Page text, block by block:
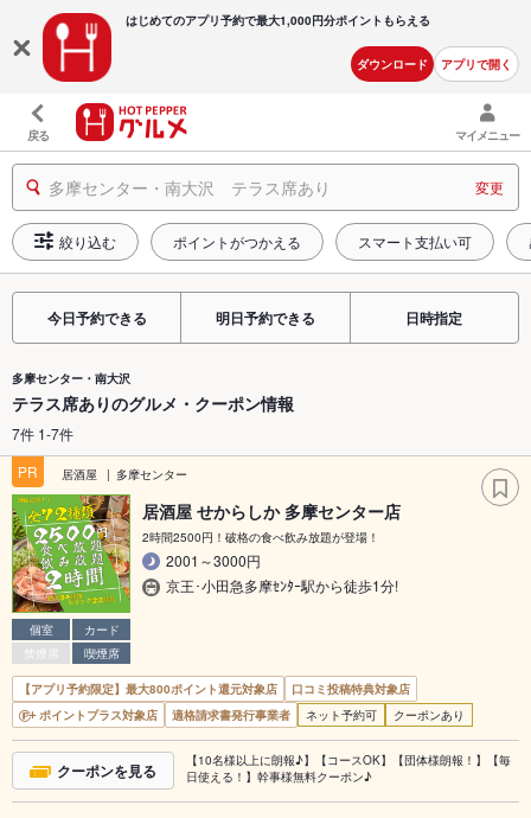
はじめてのアプリ予約で最大1,000円分ポイントもらえる
ダウンロード アプリで開く
戻る マイメニュー
多摩センター・南大沢 テラス席あり 変更
絞り込む ポイントがつかえる スマート支払い可
今日予約できる 明日予約できる 日時指定
多摩センター・南大沢
テラス席ありのグルメ・クーポン情報
7件 1-7件
PR
居酒屋 多摩センター
個室
カード
禁煙席
喫煙席
居酒屋 せからしか 多摩センター店
2時間2500円！破格の食べ飲み放題が登場！
2001～3000円
京王･小田急多摩ｾﾝﾀｰ駅から徒歩1分!
【アプリ予約限定】最大800ポイント還元対象店
口コミ投稿特典対象店
ポイントプラス対象店
適格請求書発行事業者 ネット予約可 クーポンあり
クーポンを見る
【10名様以上に朗報♪】【コースOK】【団体様朗報！】【毎
日使える！】幹事様無料クーポン♪